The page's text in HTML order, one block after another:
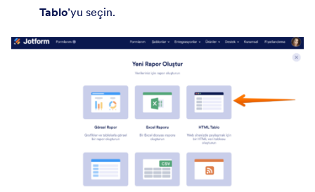
Tablo’yu seçin.